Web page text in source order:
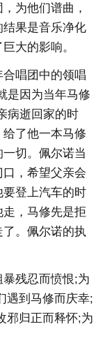
为他们谱曲，
果是音乐净化
大的影响。
唱团中的领唱
是因为当年马修
病逝回家的时
了他一本马修
切。佩尔诺当
，希望父亲会
登上汽车的时
，马修先是拒
。佩尔诺的执
残忍而愤恨;为
遇到马修而庆幸;
邪归正而释怀;为